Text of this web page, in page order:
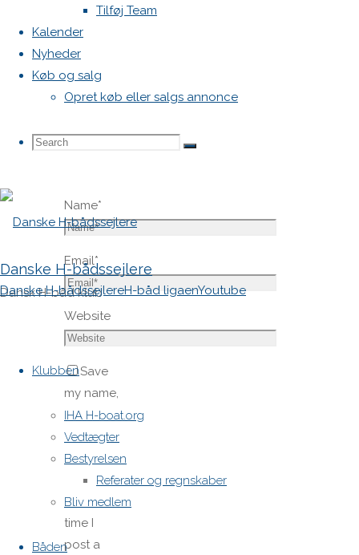
Tilføj Team
Kalender
Nyheder
Køb og salg
Opret køb eller salgs annonce
Search
Search
Search
Danske H-bådssejlere
Dansk H-båd klub
Danske H-bådssejlereH-båd ligaenYoutube
Klubben
IHA H-boat.org
Vedtægter
Bestyrelsen
Referater og regnskaber
Bliv medlem
Båden
markeret
med
Comment
Name*
Email*
Website
Save
my name,
email,
and site
URL in my
browser
for next
time I
post a